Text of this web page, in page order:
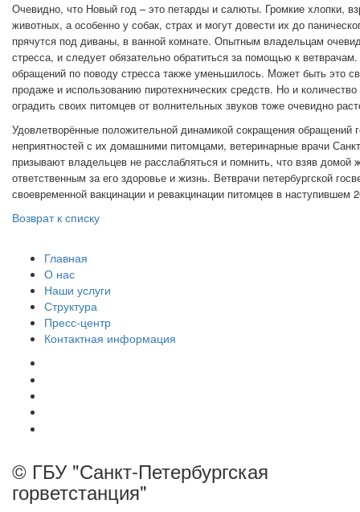
Очевидно, что Новый год – это петарды и салюты. Громкие хлопки,
животных, а особенно у собак, страх и могут довести их до
прячутся под диваны, в ванной комнате. Опытным владельцам
стресса, и следует обязательно обратиться за помощью к
обращений по поводу стресса также уменьшилось. Может быть это
продаже и использованию пиротехнических средств. Но и
оградить своих питомцев от волнительных звуков тоже очевидно
Удовлетворённые положительной динамикой сокращения обращений
неприятностей с их домашними питомцами, ветеринарные врачи
призывают владельцев не расслабляться и помнить, что взяв домой
ответственным за его здоровье и жизнь. Ветврачи петербургской
своевременной вакцинации и ревакцинации питомцев в наступившем
Возврат к списку
Главная
О нас
Наши услуги
Структура
Пресс-центр
Контактная информация
© ГБУ "Санкт-Петербургская
горветстанция"